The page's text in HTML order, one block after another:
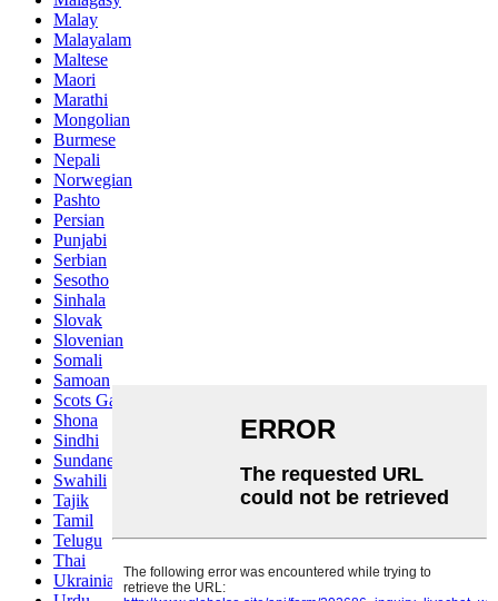
Malay
Malayalam
Maltese
Maori
Marathi
Mongolian
Burmese
Nepali
Norwegian
Pashto
Persian
Punjabi
Serbian
Sesotho
Sinhala
Slovak
Slovenian
Somali
Samoan
Scots Gaelic
Shona
Sindhi
Sundanese
Swahili
Tajik
Tamil
Telugu
Thai
Ukrainian